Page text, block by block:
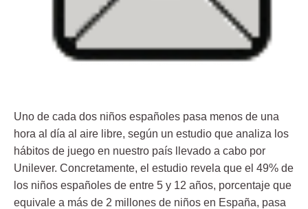
Uno de cada dos niños españoles pasa menos de una
hora al día al aire libre, según un estudio que analiza los
hábitos de juego en nuestro país llevado a cabo por
Unilever. Concretamente, el estudio revela que el 49% de
los niños españoles de entre 5 y 12 años, porcentaje que
equivale a más de 2 millones de niños en España, pasa